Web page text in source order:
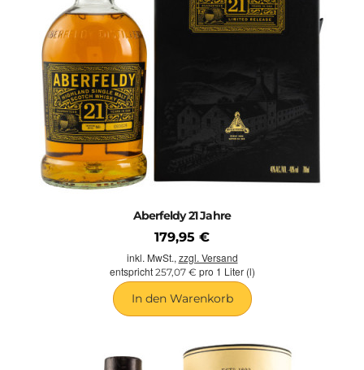
Aberfeldy 21 Jahre
179,95 €
inkl. MwSt., zzgl. Versand
entspricht 257,07 € pro 1 Liter (l)
In den Warenkorb